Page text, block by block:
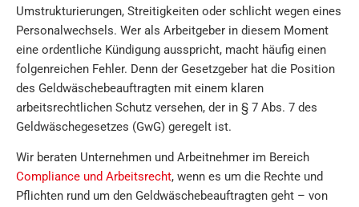
Umstrukturierungen, Streitigkeiten oder schlicht wegen eines
Personalwechsels. Wer als Arbeitgeber in diesem Moment
eine ordentliche Kündigung ausspricht, macht häufig einen
folgenreichen Fehler. Denn der Gesetzgeber hat die Position
des Geldwäschebeauftragten mit einem klaren
arbeitsrechtlichen Schutz versehen, der in § 7 Abs. 7 des
Geldwäschegesetzes (GwG) geregelt ist.
Wir beraten Unternehmen und Arbeitnehmer im Bereich
Compliance und Arbeitsrecht, wenn es um die Rechte und
Pflichten rund um den Geldwäschebeauftragten geht – von